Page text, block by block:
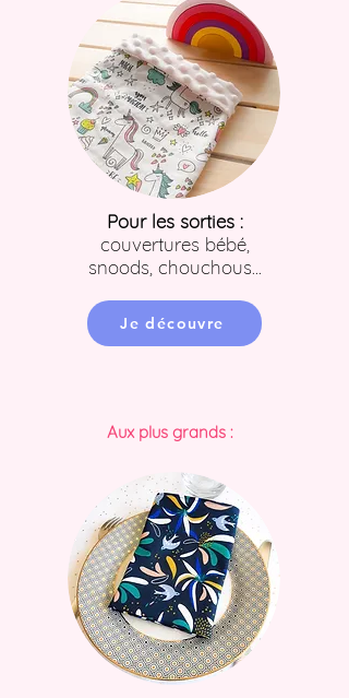
Pour les sorties :
couvertures bébé,
snoods, chouchous...
Je découvre
Aux plus grands :
Prochainement